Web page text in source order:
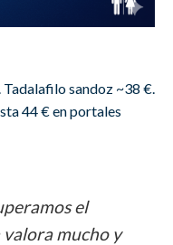
sandoz ~38 €.
44 € en portales
el
mucho y